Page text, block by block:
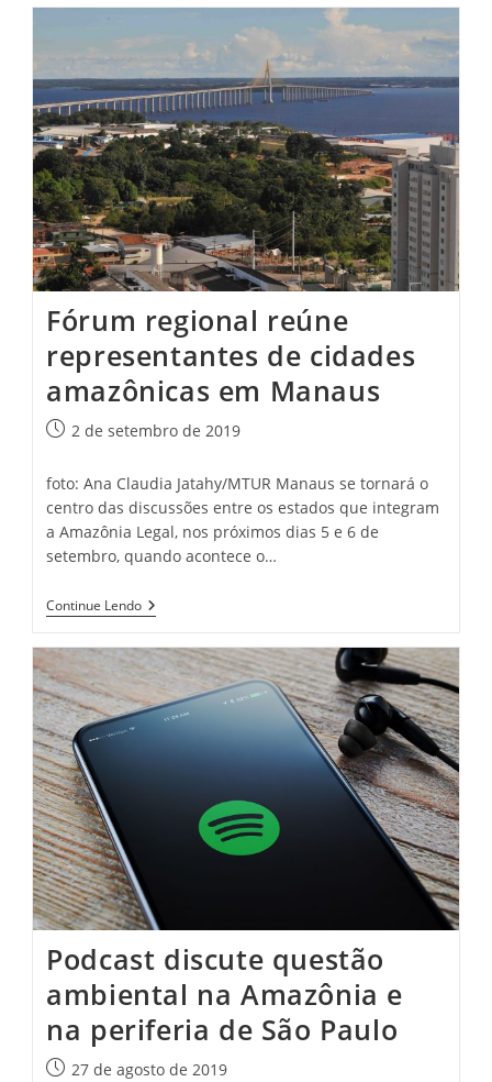
Solução
Para
Desafios
Da
Amazônia,
Diz
ONU-
HABITAT
Fórum regional reúne
representantes de cidades
amazônicas em Manaus
Post2 de setembro de 2019
foto: Ana Claudia Jatahy/MTUR Manaus se tornará o
centro das discussões entre os estados que integram
a Amazônia Legal, nos próximos dias 5 e 6 de
setembro, quando acontece o…
Continue LendoFórum
Regional
Representantes
De
Cidades
Amazônicas
Podcast discute questão
ambiental na Amazônia e
na periferia de São Paulo
Post27 de agosto de 2019